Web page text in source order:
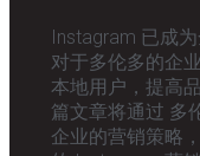
Instagram 已成
对于多伦多的企
本地用户，提高
篇文章将通过 多
企业的营销策略